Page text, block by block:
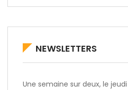
NEWSLETTERS
Une semaine sur deux, le